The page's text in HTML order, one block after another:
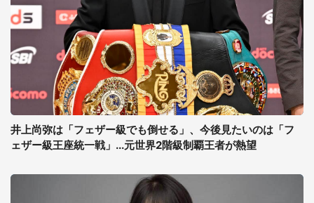
井上尚弥は「フェザー級でも倒せる」、今後見たいのは「フ
ェザー級王座統一戦」...元世界2階級制覇王者が熱望